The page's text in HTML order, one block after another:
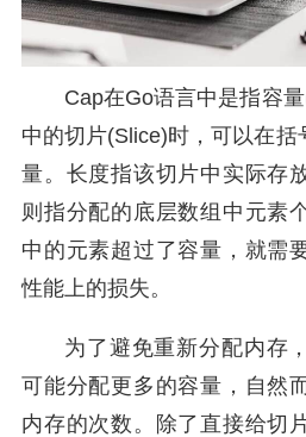
Cap在Go语言中是指容
中的切片(Slice)时，可以在括
量。长度指该切片中实际存
则指分配的底层数组中元素
中的元素超过了容量，就需
性能上的损失。
为了避免重新分配内存
可能分配更多的容量，自然
内存的次数。除了直接给切